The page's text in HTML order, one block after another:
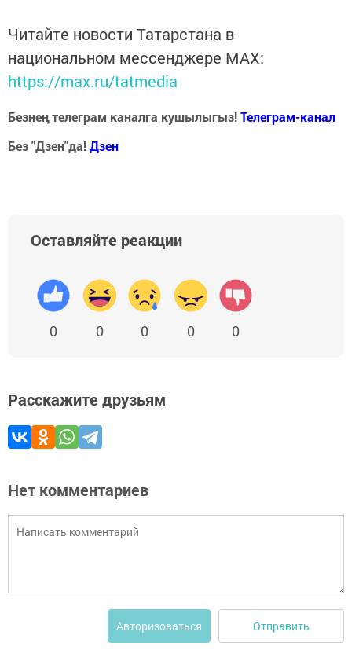
Читайте новости Татарстана в
национальном мессенджере MАХ:
https://max.ru/tatmedia
Безнең телеграм каналга кушылыгыз!Телеграм-канал
Без "Дзен"да!Дзен
Оставляйте реакции
0 0 0 0 0
Расскажите друзьям
Нет комментариев
Авторизоваться Отправить